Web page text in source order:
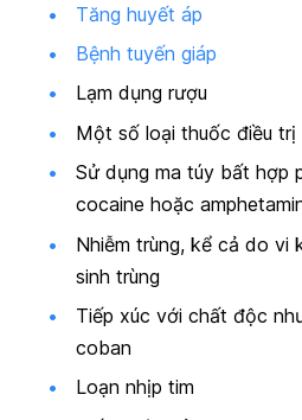
Tăng huyết áp
Bệnh tuyến giáp
Lạm dụng rượu
Một số loại thuốc điều trị
Sử dụng ma túy bất hợp
cocaine hoặc
Nhiễm trùng, kể cả do vi
sinh trùng
Tiếp xúc với chất độc
coban
Loạn nhịp tim